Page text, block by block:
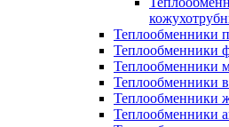
Теплообменники
Теплообменники
Теплообменники
Теплообменники
Теплообменники
Теплообменники